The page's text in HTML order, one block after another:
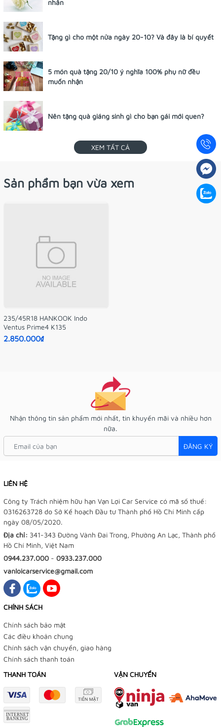
nhân
Tặng gì cho một nửa ngày 20-10? Và đây là bí quyết
5 món quà tặng 20/10 ý nghĩa 100% phụ nữ đều
muốn nhận
Nên tặng quà giáng sinh gì cho bạn gái mới quen?
XEM TẤT CẢ
Sản phẩm bạn vừa xem
235/45R18 HANKOOK Indo
Ventus Prime4 K135
2.850.000₫
Nhận thông tin sản phẩm mới nhất, tin khuyến mãi và nhiều hơn
nữa.
ĐĂNG KÝ
LIÊN HỆ
Công ty Trách nhiệm hữu hạn Vạn Lợi Car Service có mã số thuế:
0316263728 do Sở Kế hoạch Đầu tư Thành phố Hồ Chí Minh cấp
ngày 08/05/2020.
Địa chỉ: 341-343 Đường Vành Đai Trong, Phường An Lạc, Thành phố
Hồ Chí Minh, Việt Nam
0944.237.000 - 0933.237.000
vanloicarservice@gmail.com
CHÍNH SÁCH
Chính sách bảo mật
Các điều khoản chung
Chính sách vận chuyển, giao hàng
Chính sách thanh toán
THANH TOÁN
VẬN CHUYỂN